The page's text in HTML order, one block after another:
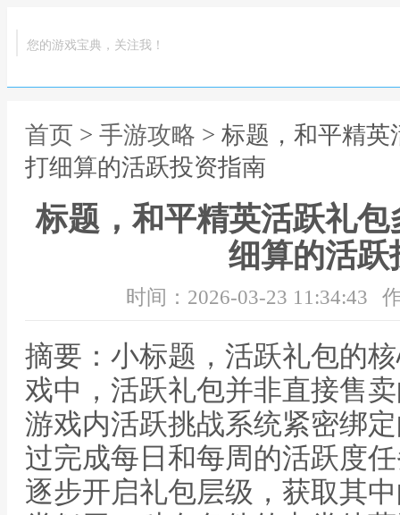
您的游戏宝典，关注我！
首页 > 手游攻略 > 标题，和平精
打细算的活跃投资指南
标题，和平精英活跃礼
细算的活跃
时间：2026-03-23 11:34:43
摘要：小标题，活跃礼包的
戏中，活跃礼包并非直接售
游戏内活跃挑战系统紧密绑
过完成每日和每周的活跃度
逐步开启礼包层级，获取其